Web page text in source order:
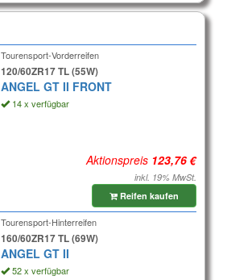
Tourensport-Vorderreifen
120/60ZR17 TL (55W)
ANGEL GT II FRONT
14 x verfügbar
Aktionspreis
inkl. 19% MwSt.
Reifen kaufen
Tourensport-Hinterreifen
160/60ZR17 TL (69W)
ANGEL GT II
52 x verfügbar